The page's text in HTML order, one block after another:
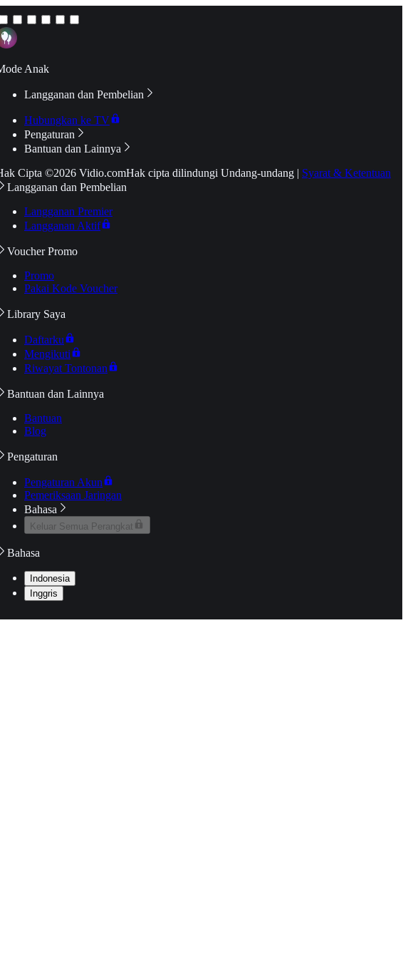
Anak
Langganan dan Pembelian
Hubungkan ke TV
Pengaturan
Bantuan dan Lainnya
Cipta ©2026 Vidio.comHak cipta dilindungi Undang-undang | Syarat & Ketentuan
Langganan dan Pembelian
Langganan Premier
Langganan Aktif
Voucher Promo
Promo
Pakai Kode Voucher
Library Saya
Daftarku
Mengikuti
Riwayat Tontonan
Bantuan dan Lainnya
Bantuan
Blog
Pengaturan
Pengaturan Akun
Pemeriksaan Jaringan
Bahasa
Keluar Semua Perangkat
Bahasa
Indonesia
Inggris